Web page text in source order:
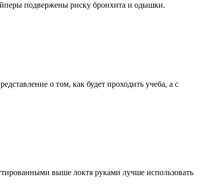
подвержены риску бронхита и одышки.
о том, как будет проходить учеба, а с
выше локтя руками лучше использовать